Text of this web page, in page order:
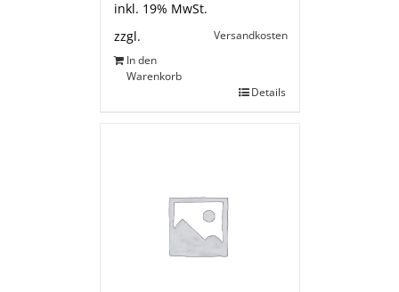
inkl. 19% MwSt.
zzgl.
Versandkosten
In den
Warenkorb
Details